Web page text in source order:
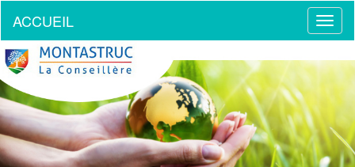
Menu
ACCUEIL